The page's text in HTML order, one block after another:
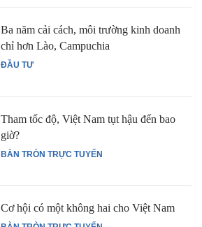
ĐẦU TƯ
Ba năm cải cách, môi trường kinh doanh
chỉ hơn Lào, Campuchia
BÀN TRÒN TRỰC TUYẾN
Tham tốc độ, Việt Nam tụt hậu đến bao
giờ?
Cơ hội có một không hai cho Việt Nam